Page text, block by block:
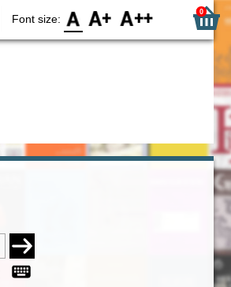
Font size: F0 F1 F2 0